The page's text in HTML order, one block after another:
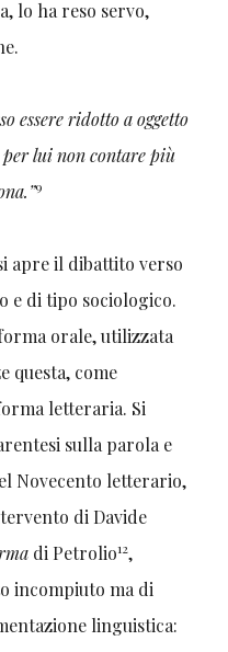
lo ha reso servo,
essere ridotto a oggetto
per lui non contare più
9
apre il dibattito verso
e di tipo sociologico.
orale, utilizzata
questa, come
letteraria. Si
sulla parola e
Novecento letterario,
di Davide
di Petrolio12,
incompiuto ma di
linguistica: